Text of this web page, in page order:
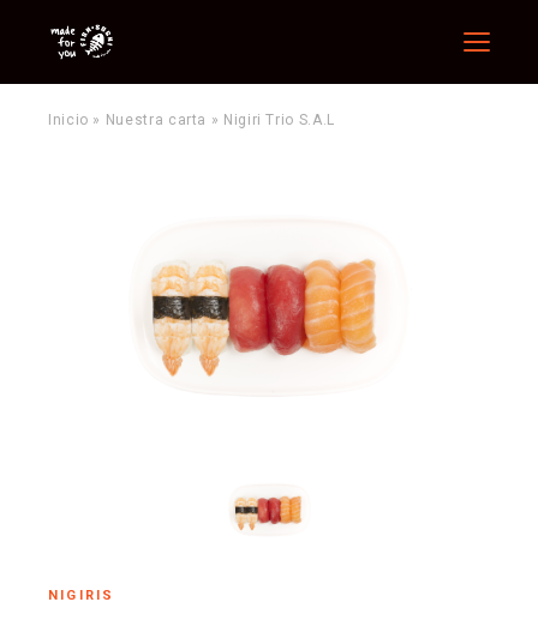
Menu
Inicio » Nuestra carta » Nigiri Trio S.A.L
NIGIRIS